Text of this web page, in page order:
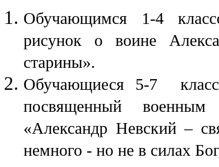
Обучающимся 1-4
рисунок о воине
старины».
Обучающиеся 5-7
посвященный военным
«Александр Невский –
немного - но не в силах